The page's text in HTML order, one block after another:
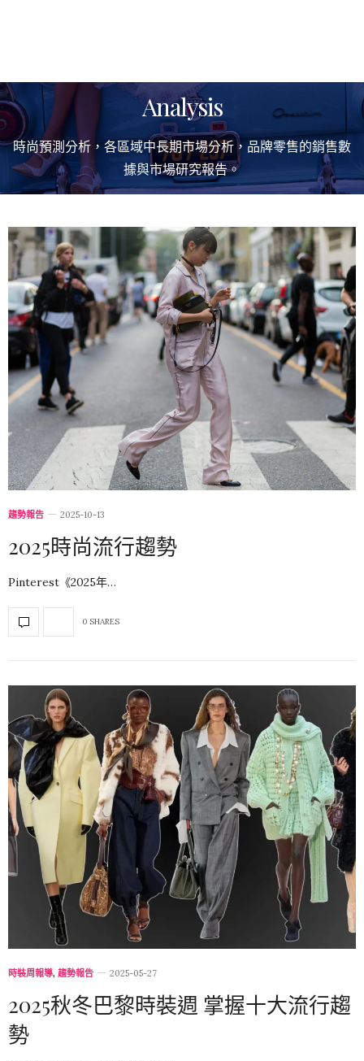
Analysis
時尚預測分析，各區域中長期市場分析，品牌零售的銷售數
據與市場研究報告。
趨勢報告 2025-10-13
2025時尚流行趨勢
Pinterest《2025年…
0 SHARES
時裝周報導, 趨勢報告 2025-05-27
2025秋冬巴黎時裝週 掌握十大流行趨
勢